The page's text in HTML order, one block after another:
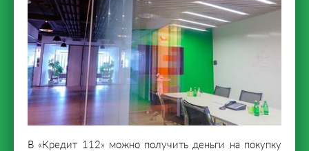
В «Кредит 112» можно получить деньги на покупку